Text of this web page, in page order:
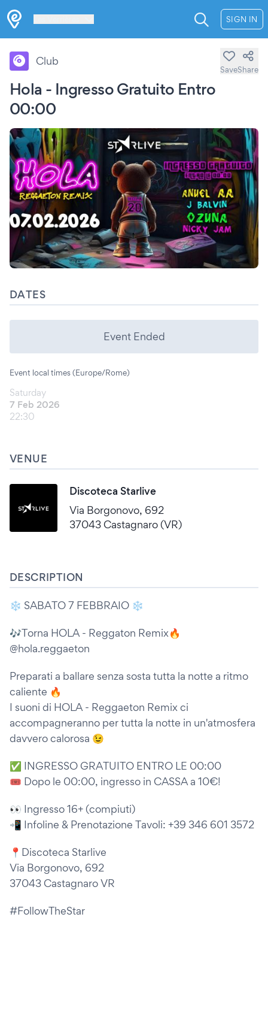
SIGN IN
Hola - Ingresso Gratuito Entro
00:00
Club
SaveShare
DATES
Event Ended
Event local times (Europe/Rome)
Saturday
7 Feb 2026
22:30
VENUE
Discoteca Starlive
Via Borgonovo, 692
37043 Castagnaro (VR)
DESCRIPTION
❄️ SABATO 7 FEBBRAIO ❄️
🎶Torna HOLA - Reggaton Remix🔥
@hola.reggaeton
Preparati a ballare senza sosta tutta la notte a ritmo
caliente 🔥
I suoni di HOLA - Reggaeton Remix ci
accompagneranno per tutta la notte in un'atmosfera
davvero calorosa 😉
✅ INGRESSO GRATUITO ENTRO LE 00:00
🎟️ Dopo le 00:00, ingresso in CASSA a 10€!
👀 Ingresso 16+ (compiuti)
📲 Infoline & Prenotazione Tavoli: +39 346 601 3572
📍Discoteca Starlive
Via Borgonovo, 692
37043 Castagnaro VR
#FollowTheStar